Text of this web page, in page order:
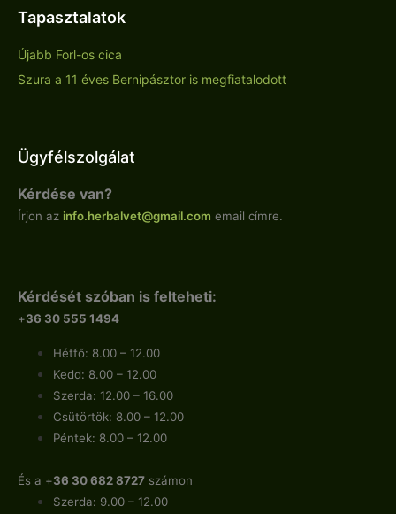
Tapasztalatok
Újabb Forl-os cica
Szura a 11 éves Bernipásztor is megfiatalodott
Ügyfélszolgálat
Kérdése van?
Írjon az info.herbalvet@gmail.com email címre.
Kérdését szóban is felteheti:
+36 30 555 1494
Hétfő: 8.00 – 12.00
Kedd: 8.00 – 12.00
Szerda: 12.00 – 16.00
Csütörtök: 8.00 – 12.00
Péntek: 8.00 – 12.00
És a +36 30 682 8727 számon
Szerda: 9.00 – 12.00